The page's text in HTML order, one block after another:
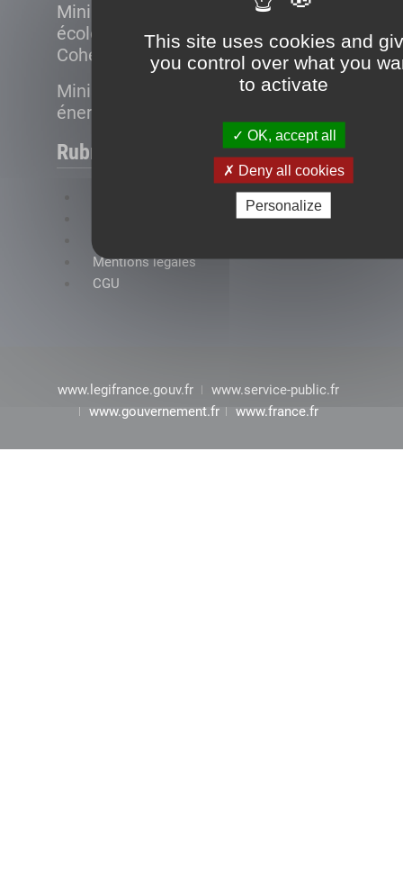
This site uses cookies and
you control over what you
to activate
OK, accept all
Deny all cookies
Personalize
Ministère de la Transition
écologique et de la
Cohésion des territoires
Ministère de la Transition
énergétique
Rubriques
Mentions légales
CGU
www.legifrance.gouv.fr
www.service-public.fr
www.gouvernement.fr
www.france.fr